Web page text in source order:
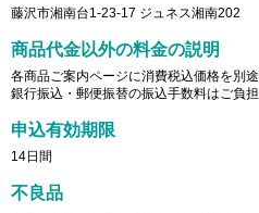
藤沢市湘南台1-23-17 ジュネス湘南202
商品代金以外の料金の説明
各商品ご案内ページに消費税込価格を別途
銀行振込・郵便振替の振込手数料はご負担
申込有効期限
14日間
不良品